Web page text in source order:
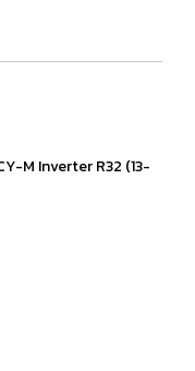
M Inverter R32 (13-